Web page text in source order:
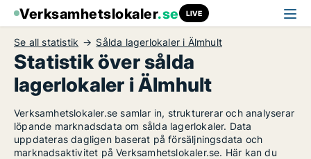
Verksamhetslokaler.se LIVE
Se all statistik Sålda lagerlokaler i Älmhult
Statistik över sålda
lagerlokaler i Älmhult
Verksamhetslokaler.se samlar in, strukturerar och analyserar
löpande marknadsdata om sålda lagerlokaler. Data
uppdateras dagligen baserat på försäljningsdata och
marknadsaktivitet på Verksamhetslokaler.se. Här kan du